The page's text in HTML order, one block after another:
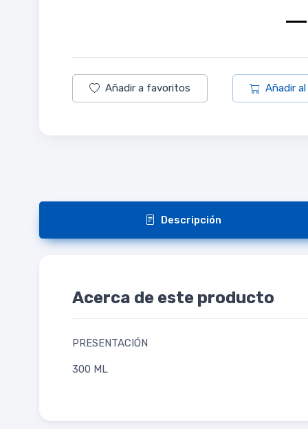
Añadir a favoritos Añadir
Descripción
Acerca de este producto
PRESENTACIÓN
300 ML